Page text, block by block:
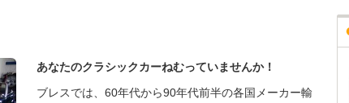
あなたのクラシックカーねむっていませんか！
ブレスでは、60年代から90年代前半の各国メーカー輸